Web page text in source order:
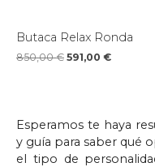
Butaca Relax Ronda
850,00€ 591,00 €
Esperamos te haya
y guía para saber qué
el tipo de